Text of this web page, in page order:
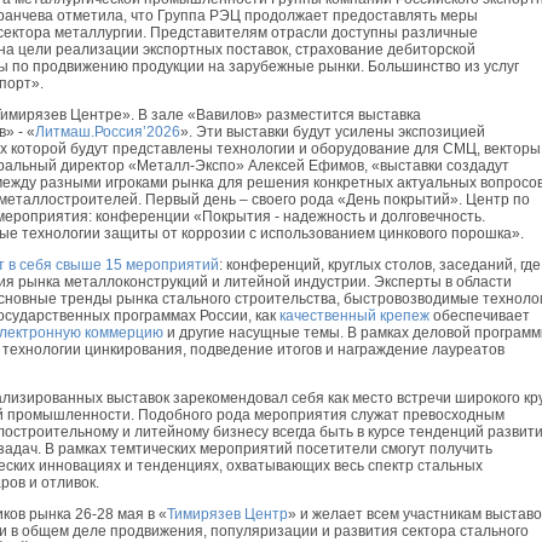
отметила, что Группа РЭЦ продолжает предоставлять меры
металлургии. Представителям отрасли доступны различные
цели реализации экспортных поставок, страхование дебиторской
продвижению продукции на зарубежные рынки. Большинство из услуг
Центре». В зале «Вавилов» разместится выставка
- «Литмаш.Россия’2026». Эти выставки будут усилены экспозицией
будут представлены технологии и оборудование для СМЦ, векторы
директор «Металл-Экспо» Алексей Ефимов, «выставки создадут
разными игроками рынка для решения конкретных актуальных
Первый день – своего рода «День покрытий». Центр по
конференции «Покрытия - надежность и долговечность.
технологии защиты от коррозии с использованием цинкового порошка».
в себя свыше 15 мероприятий: конференций, круглых столов, заседаний, где
рынка металлоконструкций и литейной индустрии. Эксперты в области
тренды рынка стального строительства, быстровозводимые
программах России, как качественный крепеж обеспечивает
коммерцию и другие насущные темы. В рамках деловой
цинкирования, подведение итогов и награждение лауреатов
выставок зарекомендовал себя как место встречи широкого
Подобного рода мероприятия служат превосходным
и литейному бизнесу всегда быть в курсе тенденций
В рамках темтических мероприятий посетители смогут получить
инновациях и тенденциях, охватывающих весь спектр стальных
и отливок.
рынка 26-28 мая в «Тимирязев Центр» и желает всем участникам
общем деле продвижения, популяризации и развития сектора стального